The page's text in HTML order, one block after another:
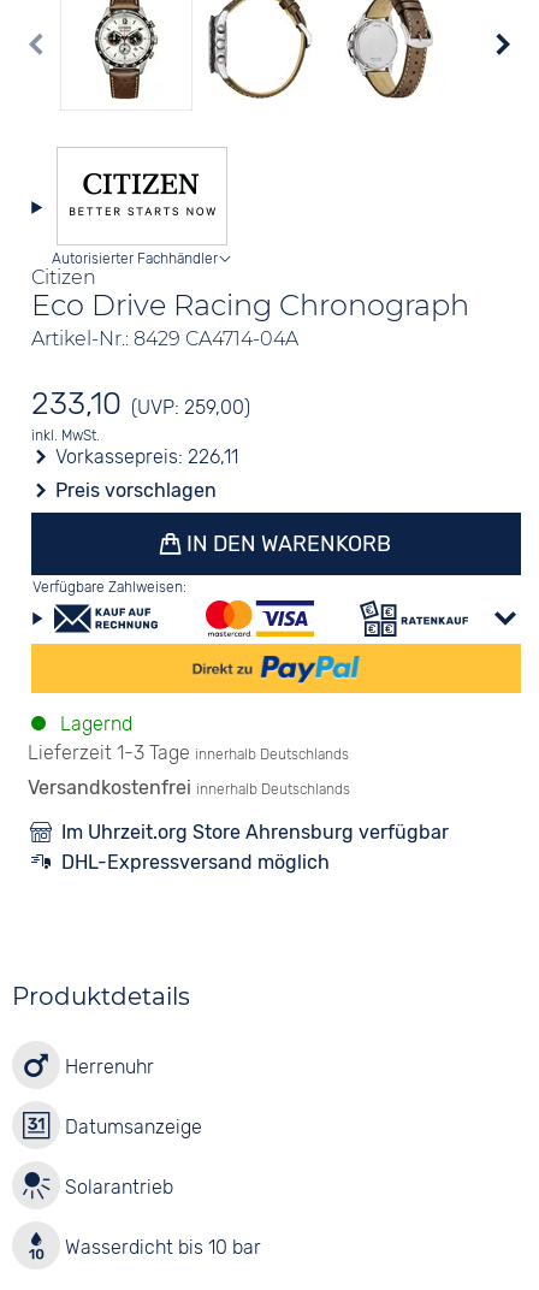
Citizen
Eco Drive Racing Chronograph
Artikel-Nr.: 8429 CA4714-04A
Autorisierter Fachhändler
233,10 (UVP: 259,00)
inkl. MwSt.
Vorkassepreis:226,11
Preis vorschlagen
IN DEN WARENKORB
Verfügbare Zahlweisen:
Lagernd
Lieferzeit 1-3 Tage innerhalb Deutschlands
Versandkostenfrei innerhalb Deutschlands
Im Uhrzeit.org Store Ahrensburg verfügbar
DHL-Expressversand möglich
Produktdetails
Herrenuhr
Datumsanzeige
Solarantrieb
Wasserdicht bis 10 bar